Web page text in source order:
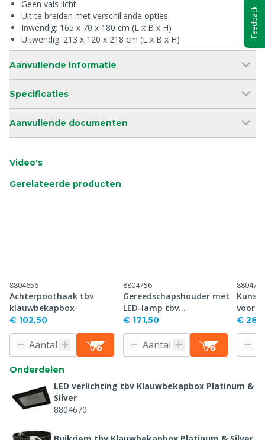
Geen vals licht
Uit te breiden met verschillende opties
Inwendig: 165 x 70 x 180 cm (L x B x H)
Uitwendig: 213 x 120 x 218 cm (L x B x H)
Aanvullende informatie
Specificaties
Aanvullende documenten
Video's
Gerelateerde producten
8804656
Achterpoothaak tbv
klauwbekapbox
€ 102,50
8804756
Gereedschapshouder met
LED-lamp tbv
klauwbekapbox Silver &
Platinum (Hydro)
€ 171,50
8804758
€
Onderdelen
LED verlichting tbv Klauwbekapbox Platinum &
Silver
8804670
Feedback